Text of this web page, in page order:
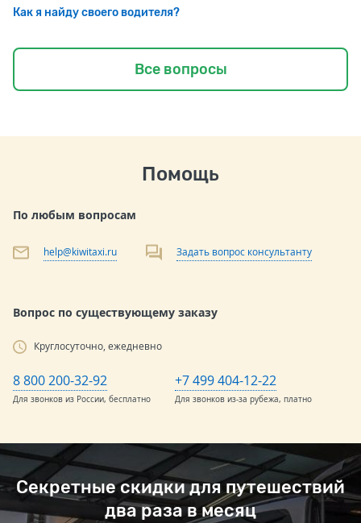
Как я найду своего водителя?
Все вопросы
Помощь
По любым вопросам
help@kiwitaxi.ru Задать вопрос консультанту
Вопрос по существующему заказу
Круглосуточно, ежедневно
8 800 200-32-92
Для звонков из России, бесплатно
+7 499 404-12-22
Для звонков из-за рубежа, платно
Секретные скидки для путешествий
два раза в месяц